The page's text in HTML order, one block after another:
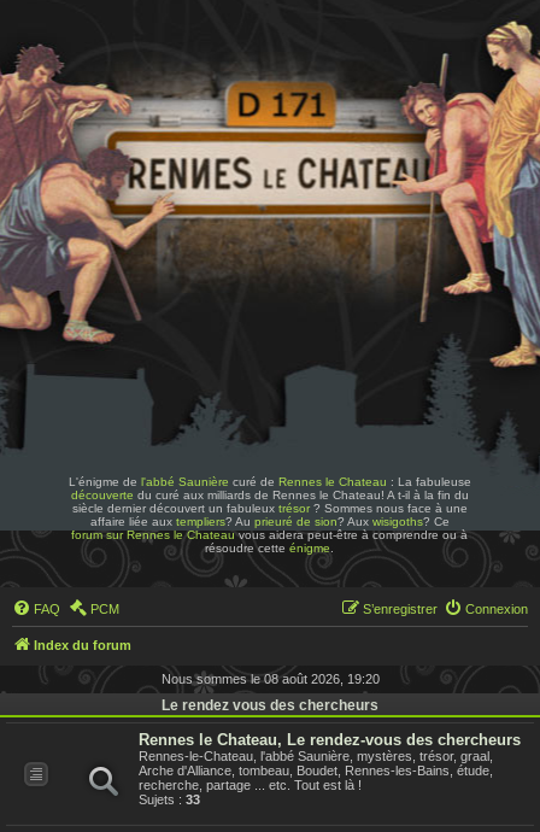
L'énigme de l'abbé Saunière curé de Rennes le Chateau : La fabuleuse
découverte du curé aux milliards de Rennes le Chateau! A t-il à la fin du
siècle dernier découvert un fabuleux trésor? Sommes nous face à une
affaire liée aux templiers? Au prieuré de sion? Aux wisigoths? Ce
forum sur Rennes le Chateauvous aidera peut-être à comprendre ou à
résoudre cetteénigme
FAQ PCM Connexion
S’enregistrer
Index du forum
Nous sommes le 08 août 2026, 19:20
Le rendez vous des chercheurs
Rennes le Chateau, Le rendez-vous des chercheurs
Rennes-le-Chateau, l'abbé Saunière, mystères, trésor, graal,
Arche d'Alliance, tombeau, Boudet, Rennes-les-Bains, étude,
recherche, partage ... etc. Tout est là !
Sujets : 33